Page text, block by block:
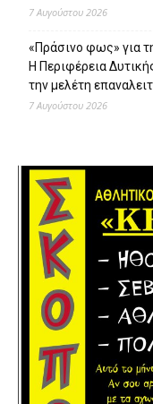
7 Αυγούστου 2026
«Πράσινο φως» για
Η Περιφέρεια
την μελέτη
7 Αυγούστου 2026